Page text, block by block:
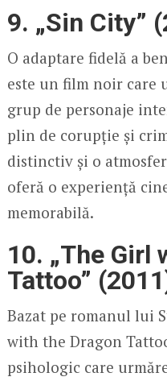
9. „Sin City”
O adaptare fidelă a
este un film noir care
grup de personaje
plin de corupție și
distinctiv și o
oferă o experiență
memorabilă.
10. „The Girl
Tattoo”
Bazat pe romanul lui
with the Dragon
psihologic care